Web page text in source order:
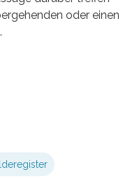
oder einen